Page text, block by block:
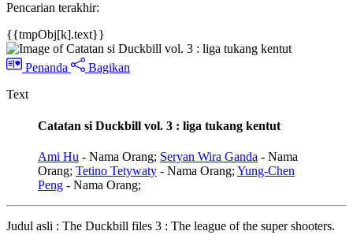
Pencarian terakhir:
{{tmpObj[k].text}}
Penanda
Bagikan
Text
Catatan si Duckbill vol. 3 : liga tukang kentut
Ami Hu - Nama Orang; Seryan Wira Ganda - Nama
Orang; Tetino Tetywaty - Nama Orang; Yung-Chen
Peng - Nama Orang;
Judul asli : The Duckbill files 3 : The league of the super shooters.